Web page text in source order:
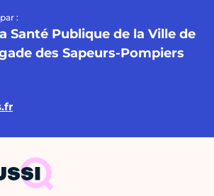
:
Santé Publique de la Ville de
des Sapeurs-Pompiers